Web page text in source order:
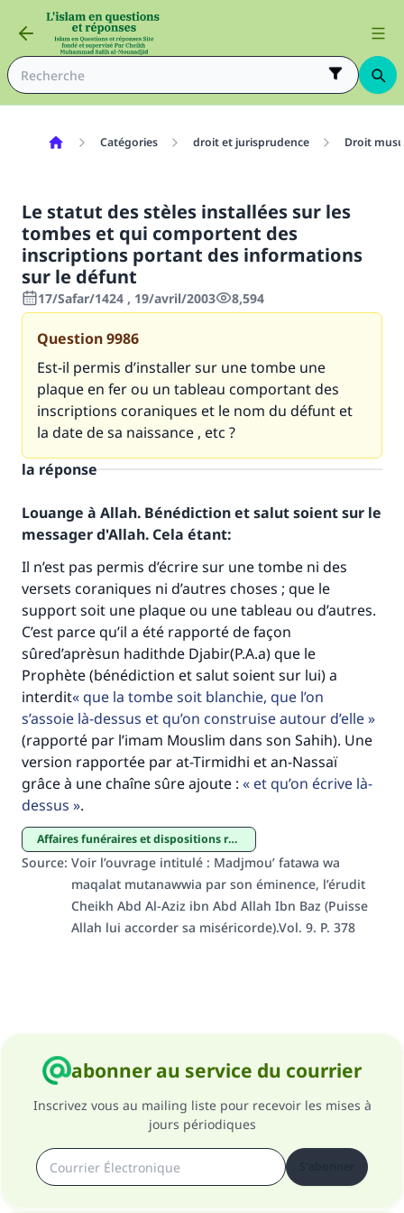
Catégories droit et jurisprudence Droit
Le statut des stèles installées sur les
tombes et qui comportent des
inscriptions portant des informations
sur le défunt
17/Safar/1424 , 19/avril/2003 8,594
Question9986
Est-il permis d’installer sur une tombe une
plaque en fer ou un tableau comportant des
inscriptions coraniques et le nom du défunt et
la date de sa naissance , etc ?
la réponse
Louange à Allah. Bénédiction et salut soient sur le
messager d'Allah. Cela étant:
Il n’est pas permis d’écrire sur une tombe ni des
versets coraniques ni d’autres choses ; que le
support soit une plaque ou une tableau ou d’autres.
C’est parce qu’il a été rapporté de façon
sûred’aprèsun hadithde Djabir(P.A.a) que le
Prophète (bénédiction et salut soient sur lui) a
interdit que la tombe soit blanchie, que l’on
s’assoie là-dessus et qu’on construise autour d’elle
(rapporté par l’imam Mouslim dans son Sahih). Une
version rapportée par at-Tirmidhi et an-Nassaï
grâce à une chaîne sûre ajoute :
et qu’on écrive là-
dessus
.
Affaires funéraires et dispositions relatives aux tombes
Source: Voir l’ouvrage intitulé : Madjmou’ fatawa wa
maqalat mutanawwia par son éminence, l’érudit
Cheikh Abd Al-Aziz ibn Abd Allah Ibn Baz (Puisse
Allah lui accorder sa miséricorde).Vol. 9. P. 378
abonner au service du courrier
Inscrivez vous au mailing liste pour recevoir les mises à
jours périodiques
Faites une différence dans la vie de
millions de personnes grâce à votre
contribution
Aidez nous à apporter des réponses.
Le Messager d'Allah (Paix sur lui) a dit:
"Celui qui indique une bonne action obtient la
même récompense que celui qui le fait."
(MOUSLIM 1893)